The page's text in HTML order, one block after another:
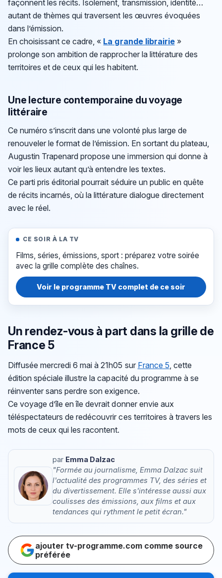
façonnent les récits. Isolement, transmission, identité…
autant de thèmes qui traversent les œuvres évoquées
dans l’émission.
En choisissant ce cadre, « La grande librairie»
prolonge son ambition de rapprocher la littérature des
territoires et de ceux qui les habitent.
Une lecture contemporaine du voyage
littéraire
Ce numéro s’inscrit dans une volonté plus large de
renouveler le format de l’émission. En sortant du plateau,
Augustin Trapenard propose une immersion qui donne à
voir les lieux autant qu’à entendre les textes.
Ce parti pris éditorial pourrait séduire un public en quête
de récits incarnés, où la littérature dialogue directement
avec le réel.
CE SOIR À LA TV
Films, séries, émissions, sport : préparez votre soirée
avec la grille complète des chaînes.
Voir le programme TV complet de ce soir
Un rendez-vous à part dans la grille de
France 5
Diffusée mercredi 6 mai à 21h05 sur France 5 , cette
édition spéciale illustre la capacité du programme à se
réinventer sans perdre son exigence.
Ce voyage d’île en île devrait donner envie aux
téléspectateurs de redécouvrir ces territoires à travers les
mots de ceux qui les racontent.
par Emma Dalzac
"Formée au journalisme, Emma Dalzac suit
l'actualité des programmes TV, des séries et
du divertissement. Elle s'intéresse aussi aux
coulisses des émissions, aux films et aux
tendances qui rythment le petit écran."
ajouter tv-programme.com comme source
préférée